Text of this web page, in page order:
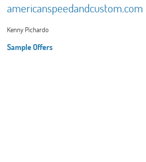
americanspeedandcustom.com
Kenny Pichardo
Sample Offers